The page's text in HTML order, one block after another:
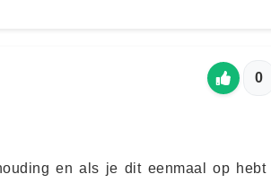
0
en als je dit eenmaal op